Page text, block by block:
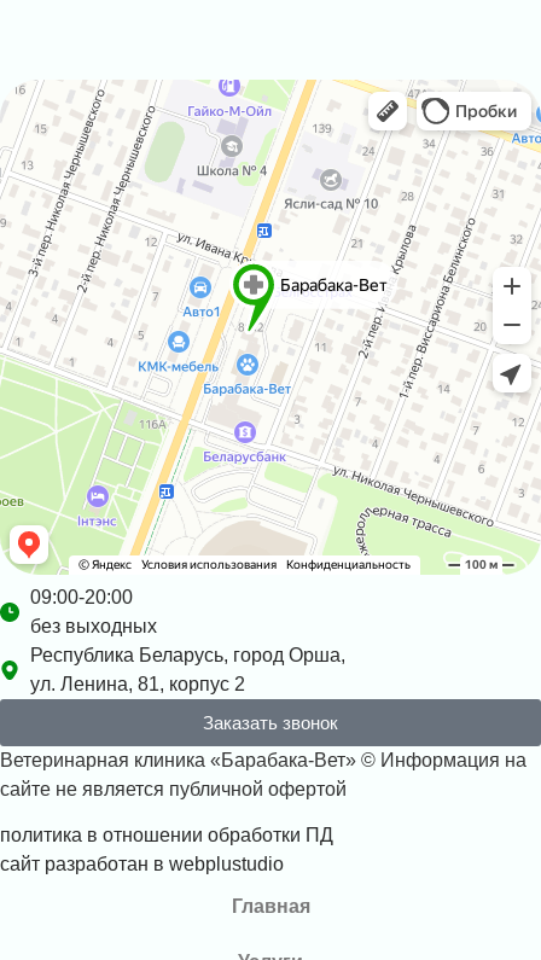
09:00-20:00
без выходных
Республика Беларусь, город Орша,
ул. Ленина, 81, корпус 2
Заказать звонок
Ветеринарная клиника «Барабака-Вет» © Информация на
сайте не является публичной офертой
политика в отношении обработки ПД
сайт разработан в webplustudio
Главная